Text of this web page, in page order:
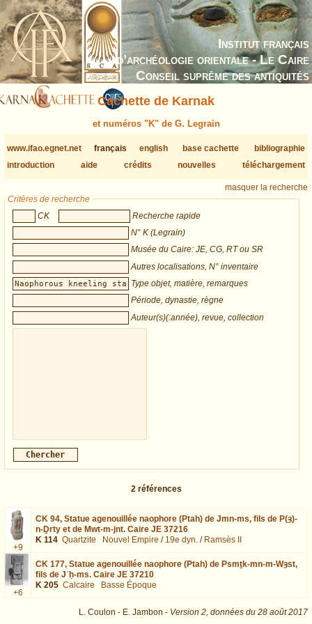
Institut français
d’archéologie orientale - Le Caire
Conseil suprême des antiquités
Cachette de Karnak
et numéros "K" de G. Legrain
www.ifao.egnet.net français english base cachette
bibliographie
introduction
aide crédits nouvelles téléchargement
masquer la recherche
Critères de recherche
CK
Recherche rapide
N° K (Legrain)
Musée du Caire: JE, CG, RT ou SR
Autres localisations, N° inventaire
Type objet, matière, remarques
Période, dynastie, règne
Auteur(s)(:année), revue, collection
2 références
+9
CK 94, Statue agenouillée naophore (Ptah) de Jmn-ms, fils de P(ȝ)-
n-Ḏrty et de Mwt-m-jnt. Caire JE 37216
K 114 Quartzite Nouvel Empire / 19e dyn. / Ramsès II
+6
CK 177, Statue agenouillée naophore (Ptah) de Psmṯk-mn-m-Wȝst,
fils de Jʿḥ-ms. Caire JE 37210
K 205 Calcaire Basse Époque
L. Coulon - E. Jambon - Version 2, données du 28 août 2017